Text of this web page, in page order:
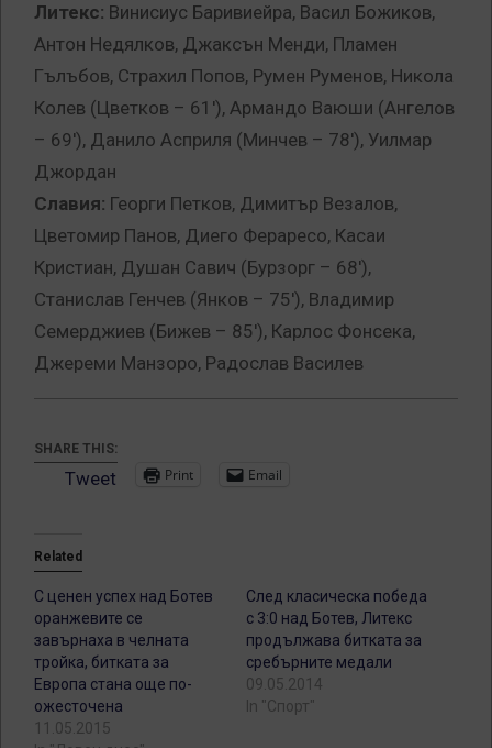
Литекс: Винисиус Баривиейра, Васил Божиков,
Антон Недялков, Джаксън Менди, Пламен
Гълъбов, Страхил Попов, Румен Руменов, Никола
Колев (Цветков – 61′), Армандо Ваюши (Ангелов
– 69′), Данило Асприля (Минчев – 78′), Уилмар
Джордан
Славия: Георги Петков, Димитър Везалов,
Цветомир Панов, Диего Фераресо, Касаи
Кристиан, Душан Савич (Бурзорг – 68′),
Станислав Генчев (Янков – 75′), Владимир
Семерджиев (Бижев – 85′), Карлос Фонсека,
Джереми Манзоро, Радослав Василев
SHARE THIS:
Tweet Print Email
Related
С ценен успех над Ботев
оранжевите се
завърнаха в челната
тройка, битката за
Европа стана още по-
ожесточена
11.05.2015
След класическа победа
с 3:0 над Ботев, Литекс
продължава битката за
сребърните медали
09.05.2014
In "Спорт"